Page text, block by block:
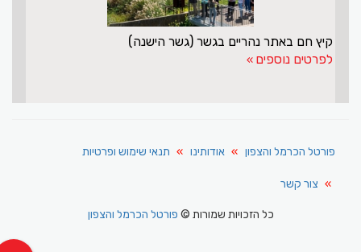
קיץ חם באתר נהריים בגשר (גשר
לישראל ולדרוזים
פורטל הכרמל והצפון אודותינו תנאי שימוש ופרטיות
צור קשר
כל הזכויות שמורות ©פורטל הכרמל והצפון